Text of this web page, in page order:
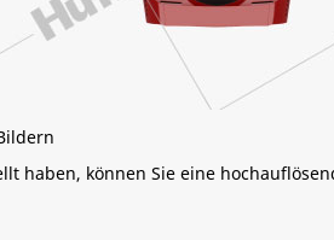
haben, können Sie eine